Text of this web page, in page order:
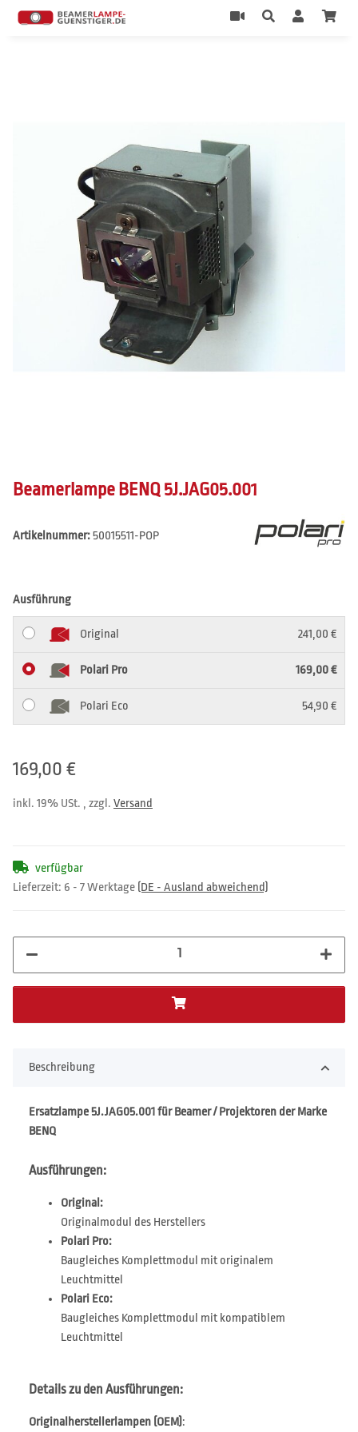
Beamerlampe BENQ 5J.JAG05.001
Artikelnummer:50015511-POP
Ausführung
Original 241,00 €
Polari Pro 169,00 €
Polari Eco 54,90 €
169,00 €
inkl. 19% USt. , zzgl. Versand
verfügbar
Lieferzeit: 6 - 7 Werktage (DE - Ausland abweichend)
Beschreibung
Ersatzlampe 5J.JAG05.001 für Beamer / Projektoren der Marke
BENQ
Ausführungen:
Original:
Originalmodul des Herstellers
Polari Pro:
Baugleiches Komplettmodul mit originalem
Leuchtmittel
Polari Eco:
Baugleiches Komplettmodul mit kompatiblem
Leuchtmittel
Details zu den Ausführungen:
Originalherstellerlampen (OEM):